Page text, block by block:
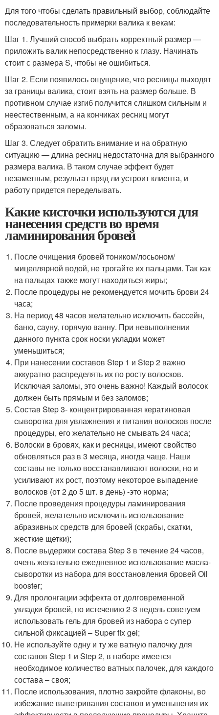
Для того чтобы сделать правильный выбор, соблюдайте
последовательность примерки валика к векам:
Шаг 1. Лучший способ выбрать корректный размер —
приложить валик непосредственно к глазу. Начинать
стоит с размера S, чтобы не ошибиться.
Шаг 2. Если появилось ощущение, что ресницы выходят
за границы валика, стоит взять на размер больше. В
противном случае изгиб получится слишком сильным и
неестественным, а на кончиках ресниц могут
образоваться заломы.
Шаг 3. Следует обратить внимание и на обратную
ситуацию — длина ресниц недостаточна для выбранного
размера валика. В таком случае эффект будет
незаметным, результат вряд ли устроит клиента, и
работу придется переделывать.
Какие кисточки используются для
нанесения средств во время
ламинирования бровей
После очищения бровей тоником/лосьоном/
мицеллярной водой, не трогайте их пальцами. Так как
на пальцах также могут находиться жиры;
После процедуры не рекомендуется мочить брови 24
часа;
На период 48 часов желательно исключить бассейн,
баню, сауну, горячую ванну. При невыполнении
данного пункта срок носки укладки может
уменьшиться;
При нанесении составов Step 1 и Step 2 важно
аккуратно распределять их по росту волосков.
Исключая заломы, это очень важно! Каждый волосок
должен быть прямым и без заломов;
Состав Step 3- концентрированная кератиновая
сыворотка для увлажнения и питания волосков после
процедуры, его желательно не смывать 24 часа;
Волоски в бровях, как и ресницы, имеют свойство
обновляться раз в 3 месяца, иногда чаще. Наши
составы не только восстанавливают волоски, но и
усиливают их рост, поэтому некоторое выпадение
волосков (от 2 до 5 шт. в день) -это норма;
После проведения процедуры ламинирования
бровей, желательно исключить использование
абразивных средств для бровей (скрабы, скатки,
жесткие щетки);
После выдержки состава Step 3 в течение 24 часов,
очень желательно ежедневное использование масла-
сыворотки из набора для восстановления бровей Oil
booster;
Для пролонгации эффекта от долговременной
укладки бровей, по истечению 2-3 недель советуем
использовать гель для бровей из набора c супер
сильной фиксацией – Super fix gel;
Не используйте одну и ту же ватную палочку для
составов Step 1 и Step 2, в наборе имеется
необходимое количество ватных палочек, для каждого
состава – своя;
После использования, плотно закройте флаконы, во
избежание выветривания составов и уменьшения их